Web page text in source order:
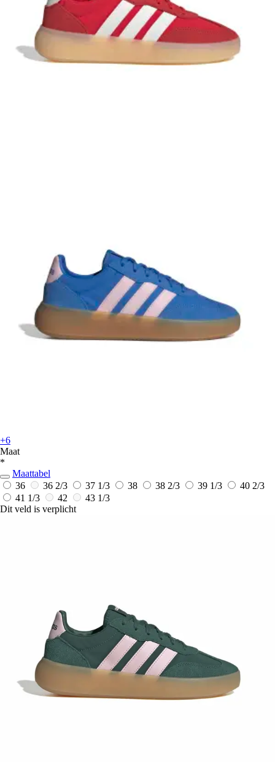
+6
Maat
*
Maattabel
36
36 2/3 37 1/3 38 38 2/3 39 1/3
40 2/3
41 1/3
42
43 1/3
Dit veld is verplicht